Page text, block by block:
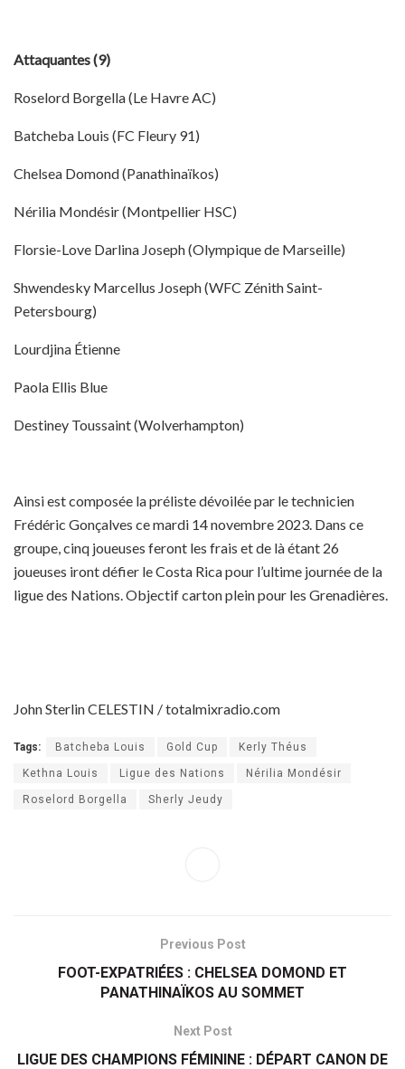
Attaquantes (9)
Roselord Borgella (Le Havre AC)
Batcheba Louis (FC Fleury 91)
Chelsea Domond (Panathinaïkos)
Nérilia Mondésir (Montpellier HSC)
Florsie-Love Darlina Joseph (Olympique de Marseille)
Shwendesky Marcellus Joseph (WFC Zénith Saint-
Petersbourg)
Lourdjina Étienne
Paola Ellis Blue
Destiney Toussaint (Wolverhampton)
Ainsi est composée la préliste dévoilée par le technicien
Frédéric Gonçalves ce mardi 14 novembre 2023. Dans ce
groupe, cinq joueuses feront les frais et de là étant 26
joueuses iront défier le Costa Rica pour l’ultime journée de la
ligue des Nations. Objectif carton plein pour les Grenadières.
John Sterlin CELESTIN / totalmixradio.com
Tags: Batcheba Louis Gold Cup Kerly Théus
Kethna Louis Ligue des Nations Nérilia Mondésir
Roselord Borgella Sherly Jeudy
Previous Post
FOOT-EXPATRIÉES : CHELSEA DOMOND ET
PANATHINAÏKOS AU SOMMET
Next Post
LIGUE DES CHAMPIONS FÉMININE : DÉPART CANON DE